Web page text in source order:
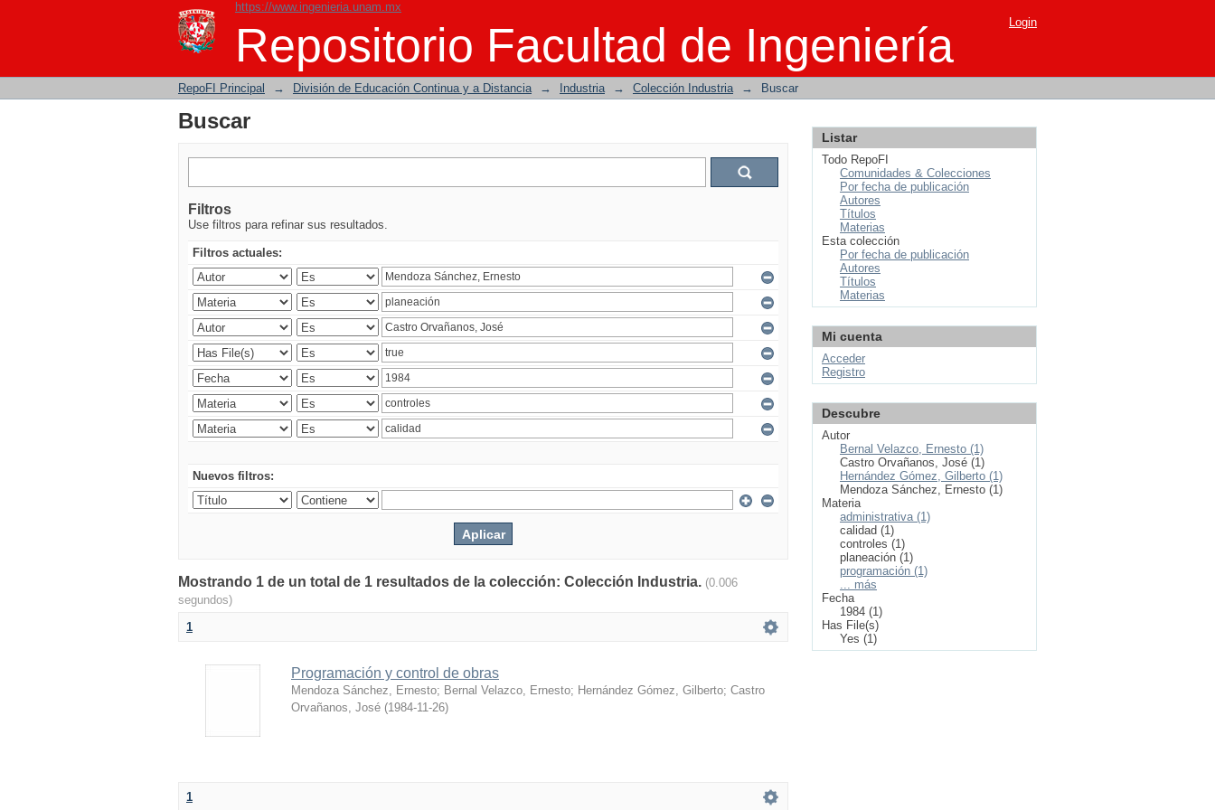
https://www.ingenieria.unam.mx
Repositorio Facultad de Ingeniería
Buscar Login
RepoFI Principal → División de Educación Continua y a Distancia → Industria → Colección Industria → Buscar
Buscar
Filtros
Use filtros para refinar sus resultados.
Filtros actuales:
Nuevos filtros:
Mostrando 1 de un total de 1 resultados de la colección: Colección Industria. (0.006
segundos)
1
Programación y control de obras
Mendoza Sánchez, Ernesto; Bernal Velazco, Ernesto; Hernández Gómez, Gilberto; Castro
Orvañanos, José (1984-11-26)
1
Listar
Todo RepoFI
Comunidades & Colecciones
Por fecha de publicación
Autores
Títulos
Materias
Esta colección
Por fecha de publicación
Autores
Títulos
Materias
Mi cuenta
Acceder
Registro
Descubre
Autor
Bernal Velazco, Ernesto (1)
Castro Orvañanos, José (1)
Hernández Gómez, Gilberto (1)
Mendoza Sánchez, Ernesto (1)
Materia
administrativa (1)
calidad (1)
controles (1)
planeación (1)
programación (1)
... más
Fecha
1984 (1)
Has File(s)
Yes (1)